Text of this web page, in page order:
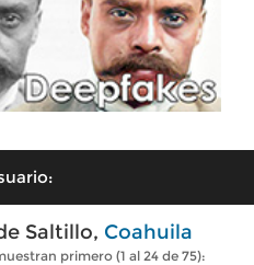
Saltillo, Coahuila
primero (1 al 24 de 75):